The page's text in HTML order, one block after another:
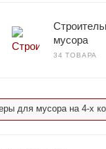
мусора
34 ТОВАРА
для мусора на 4-х